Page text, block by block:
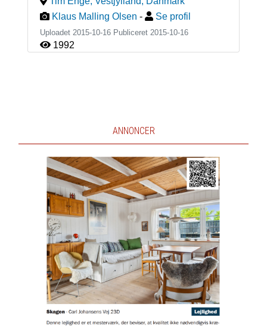
Klaus Malling Olsen - Se profil
Uploadet 2015-10-16 Publiceret 2015-10-16
1992
ANNONCER